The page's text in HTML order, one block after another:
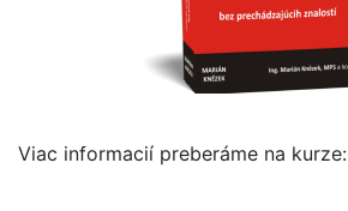
Viac informacií preberáme na kurze: